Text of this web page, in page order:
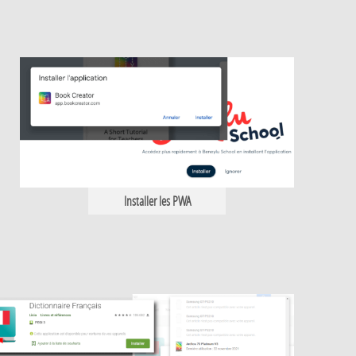
Installer les PWA